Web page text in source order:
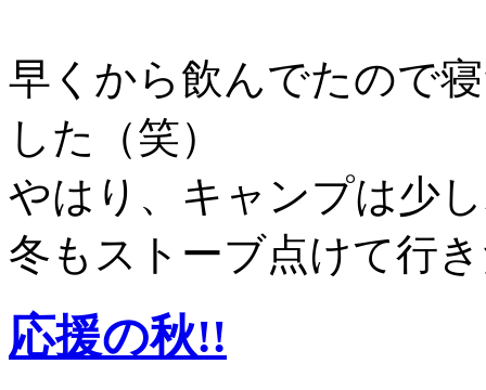
早くから飲んでたので
した（笑）
やはり、キャンプは少
冬もストーブ点けて行
応援の秋!!